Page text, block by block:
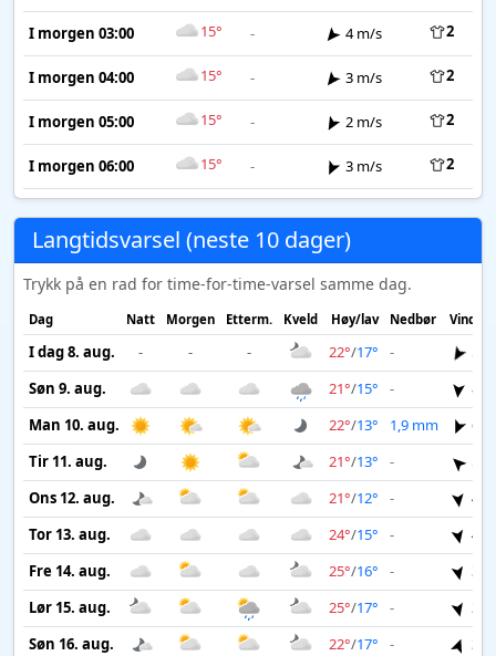
I morgen 03:00 15° - 4 m/s 2
I morgen 04:00 15° - 3 m/s 2
I morgen 05:00 15° - 2 m/s 2
I morgen 06:00 15° - 3 m/s 2
Langtidsvarsel (neste 10 dager)
Trykk på en rad for time-for-time-varsel samme dag.
Dag Natt Morgen Etterm. Kveld Høy/lav Nedbør Vind
I dag 8. aug. - - - 22°/17° -
5
Søn 9. aug.
21°/15° -
8
Man 10. aug.
22°/13° 1,9 mm
6
Tir 11. aug.
21°/13° -
5
Ons 12. aug.
21°/12° -
4
Tor 13. aug.
24°/15° -
4
Fre 14. aug.
25°/16° -
3
Lør 15. aug.
25°/17° -
3
Søn 16. aug.
22°/17° -
3